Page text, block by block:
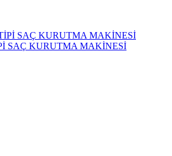
SAÇ KURUTMA MAKİNESİ